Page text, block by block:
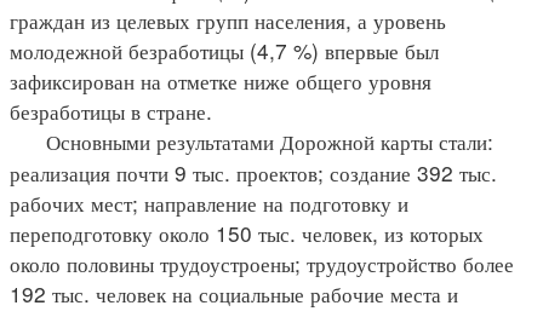
граждан из целевых групп населения, а уровень
молодежной безработицы (4,7 %) впервые был
зафиксирован на отметке ниже общего уровня
безработицы в стране.
Основными результатами Дорожной карты стали:
реализация почти 9 тыс. проектов; создание 392 тыс.
рабочих мест; направление на подготовку и
переподготовку около 150 тыс. человек, из которых
около половины трудоустроены; трудоустройство более
192 тыс. человек на социальные рабочие места и